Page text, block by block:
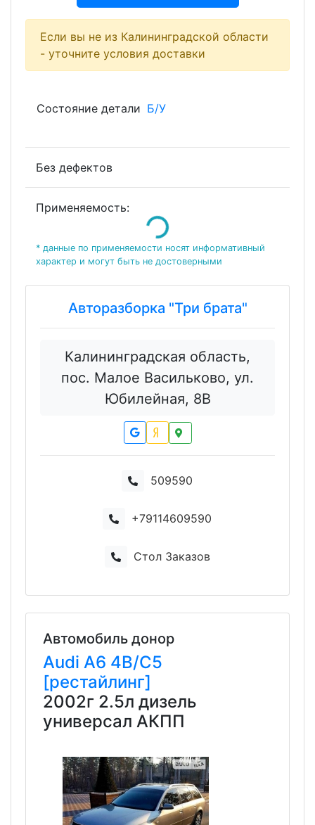
Если вы не из Калининградской области
- уточните условия доставки
Состояние детали Б/У
Без дефектов
Применяемость:
Loading...
* данные по применяемости носят информативный
характер и могут быть не достоверными
Авторазборка "Три брата"
Калининградская область,
пос. Малое Васильково, ул.
Юбилейная, 8В
509590
+79114609590
Стол Заказов
Автомобиль донор
Audi A6 4B/C5
[рестайлинг]
2002г 2.5л дизель
универсал АКПП